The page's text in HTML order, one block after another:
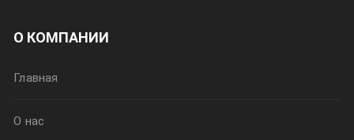
О КОМПАНИИ
Главная
О нас